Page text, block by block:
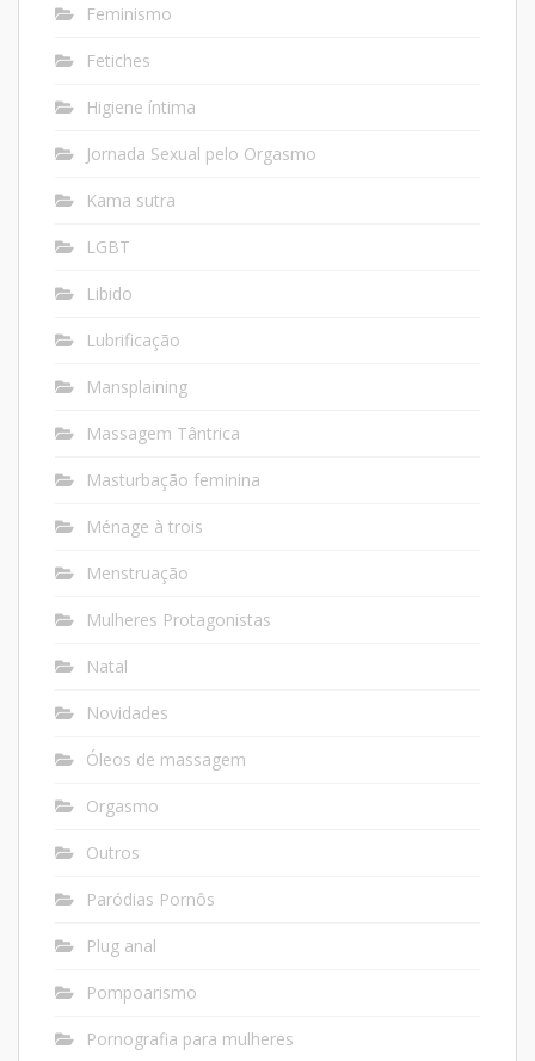
Feminismo
Fetiches
Higiene íntima
Jornada Sexual pelo Orgasmo
Kama sutra
LGBT
Libido
Lubrificação
Mansplaining
Massagem Tântrica
Masturbação feminina
Ménage à trois
Menstruação
Mulheres Protagonistas
Natal
Novidades
Óleos de massagem
Orgasmo
Outros
Paródias Pornôs
Plug anal
Pompoarismo
Pornografia para mulheres